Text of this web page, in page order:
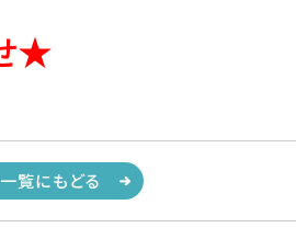
★
一覧にもどる